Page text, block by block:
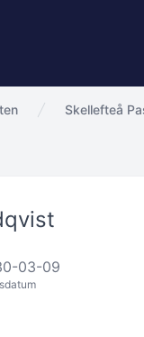
Skellefteå
03-09